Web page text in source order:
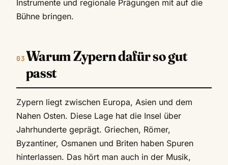
Instrumente und regionale Prägungen mit auf die
Bühne bringen.
Warum Zypern dafür so gut
passt
Zypern liegt zwischen Europa, Asien und dem
Nahen Osten. Diese Lage hat die Insel über
Jahrhunderte geprägt. Griechen, Römer,
Byzantiner, Osmanen und Briten haben Spuren
hinterlassen. Das hört man auch in der Musik,